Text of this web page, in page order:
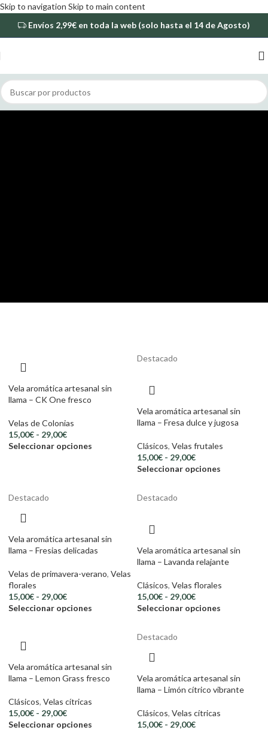
Skip to navigation Skip to main content
Envíos 2,99€ en toda la web (solo hasta el 14 de Agosto)
Vela aromática artesanal sin
llama – CK One fresco
Velas de Colonias
15,00€ - 29,00€
Seleccionar opciones
Destacado
Vela aromática artesanal sin
llama – Fresa dulce y jugosa
Clásicos, Velas frutales
15,00€ - 29,00€
Seleccionar opciones
Destacado
Vela aromática artesanal sin
llama – Fresias delicadas
Velas de primavera-verano, Velas
florales
15,00€ - 29,00€
Seleccionar opciones
Destacado
Vela aromática artesanal sin
llama – Lavanda relajante
Clásicos, Velas florales
15,00€ - 29,00€
Seleccionar opciones
Vela aromática artesanal sin
llama – Lemon Grass fresco
Clásicos, Velas cítricas
15,00€ - 29,00€
Seleccionar opciones
Destacado
Vela aromática artesanal sin
llama – Limón cítrico vibrante
Clásicos, Velas cítricas
15,00€ - 29,00€